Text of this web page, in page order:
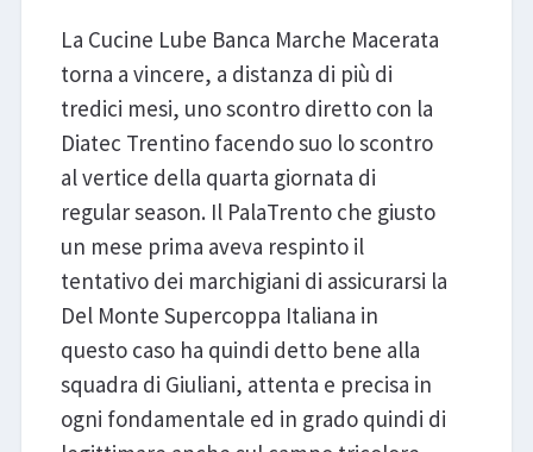
La Cucine Lube Banca Marche Macerata
torna a vincere, a distanza di più di
tredici mesi, uno scontro diretto con la
Diatec Trentino facendo suo lo scontro
al vertice della quarta giornata di
regular season. Il PalaTrento che giusto
un mese prima aveva respinto il
tentativo dei marchigiani di assicurarsi la
Del Monte Supercoppa Italiana in
questo caso ha quindi detto bene alla
squadra di Giuliani, attenta e precisa in
ogni fondamentale ed in grado quindi di